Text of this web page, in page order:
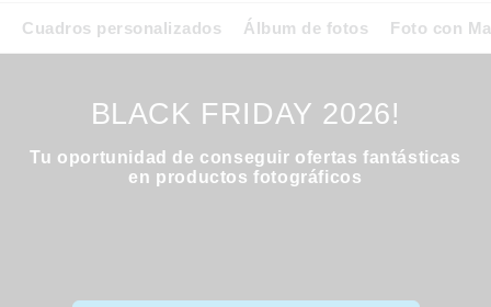
Cuadros personalizados Álbum de fotos Foto con
BLACK FRIDAY 2026!
Tu oportunidad de conseguir ofertas fantásticas
en productos fotográficos